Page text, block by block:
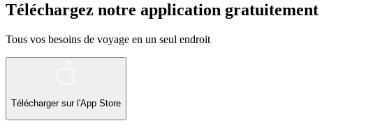
Téléchargez notre application gratuitement
Tous vos besoins de voyage en un seul endroit
Télécharger sur l'App Store